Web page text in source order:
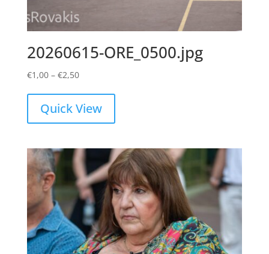
20260615-ORE_0500.jpg
€1,00 – €2,50Price
€1,00
through
Quick View